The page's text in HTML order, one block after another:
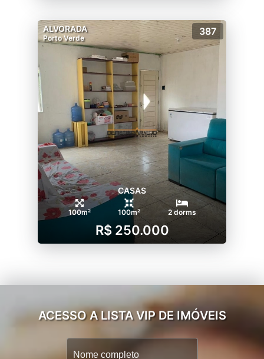
ALVORADA
Porto Verde
387
CASAS
100m² 100m² 2 dorms
R$ 250.000
ACESSO A LISTA VIP DE IMÓVEIS